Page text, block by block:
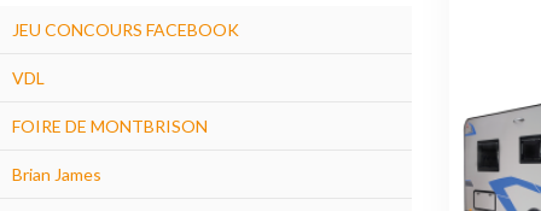
JEU CONCOURS FACEBOOK
VDL
FOIRE DE MONTBRISON
Brian James